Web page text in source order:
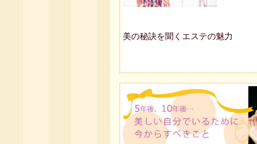
美の秘訣を聞くエステの魅力